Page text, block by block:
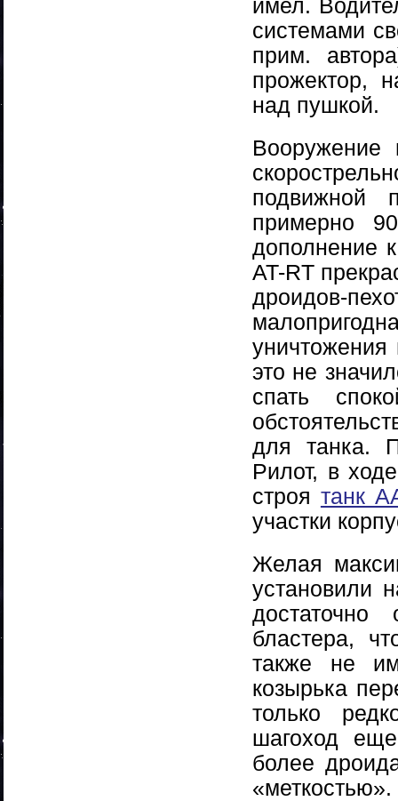
имел.
системами
прим.
прожектор,
над пушкой.
Вооружение
подвижной
примерно
дополнение
AT-RT
дроидов-
это не
спать
для танка.
Рилот, в
строя танк
участки
Желая
установили
достаточно
бластера,
также не
козырька
только
шагоход
более
«меткостью».